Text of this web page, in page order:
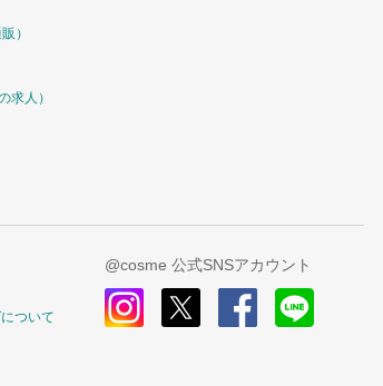
）
求人）
ついて
@cosme 公式SNSアカウント